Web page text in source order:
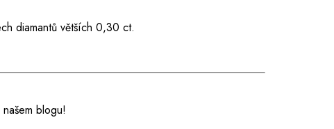
diamantů větších 0,30 ct.
blogu!